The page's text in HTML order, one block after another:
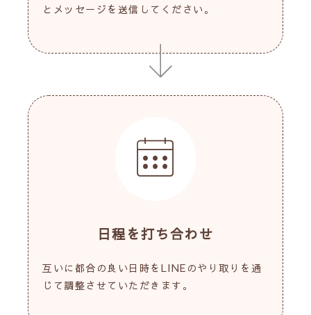
とメッセージを送信してください。
日程を打ち合わせ
互いに都合の良い日時をLINEのやり取りを通
じて調整させていただきます。